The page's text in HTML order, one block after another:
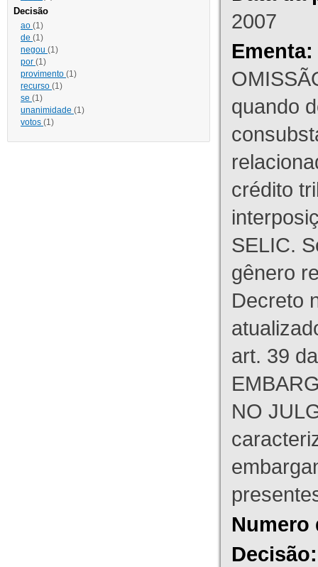
Decisão
ao (1)
de (1)
negou (1)
por (1)
provimento (1)
recurso (1)
se (1)
unanimidade (1)
votos (1)
2007
Ementa:
quando
crédito
SELIC.
gênero
Decreto
art. 39
NO
Numero
Decisão: